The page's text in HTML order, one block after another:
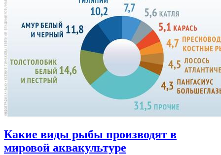
Какие виды рыбы производят в
мировой аквакультуре